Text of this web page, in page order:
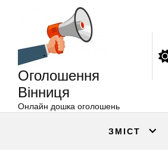
Оголошення
Вінниця
Онлайн дошка оголошень
ЗМІСТ